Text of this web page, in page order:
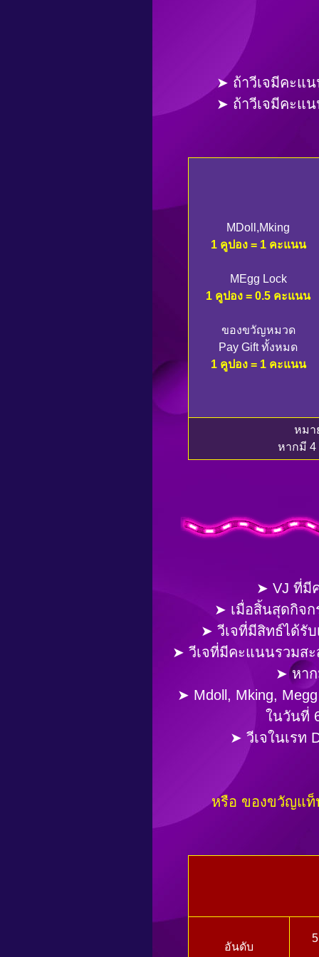
➤ ถ้าวีเจมีคะแน
➤ ถ้าวีเจมีคะแ
MDoll,Mking
1 คูปอง = 1 คะแนน
MEgg Lock
1 คูปอง = 0.5 คะแนน
ของขวัญหมวด
Pay Gift ทั้งหมด
1 คูปอง = 1 คะแนน
หมา
หากมี 4
➤ VJ ที่มี
➤ เมื่อสิ้นสุดกิจก
➤ วีเจที่มีสิทธ์ได้รั
➤ วีเจที่มีคะแนนรวมสะ
➤ หาก
➤ Mdoll, Mking,
ในวันที่
➤ วีเจในเรท
หรือ ของขวัญแท็
อันดับ